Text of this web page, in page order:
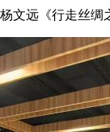
远《行走丝绸